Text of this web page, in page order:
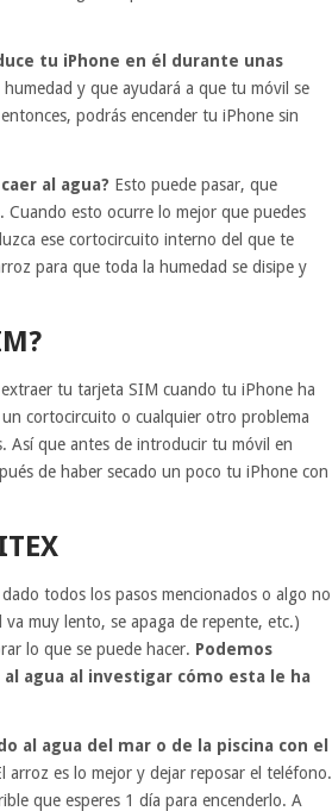
tu iPhone en él durante unas
y que ayudará a que tu móvil se
podrás encender tu iPhone sin
al agua? Esto puede pasar, que
Cuando esto ocurre lo mejor que puedes
ese cortocircuito interno del que te
para que toda la humedad se disipe y
tu tarjeta SIM cuando tu iPhone ha
cortocircuito o cualquier otro problema
Así que antes de introducir tu móvil en
de haber secado un poco tu iPhone con
todos los pasos mencionados o algo no
muy lento, se apaga de repente, etc.)
lo que se puede hacer. Podemos
agua al investigar cómo esta le ha
al agua del mar o de la piscina con el
es lo mejor y dejar reposar el teléfono.
que esperes 1 día para encenderlo. A